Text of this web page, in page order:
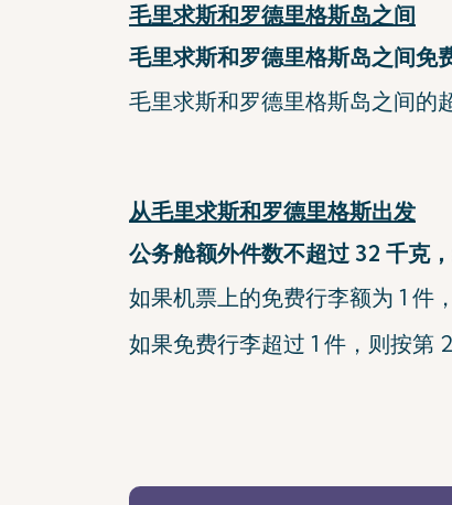
毛里求斯和罗德里格斯岛之间
毛里求斯和罗德里格斯岛之间免
毛里求斯和罗德里格斯岛之间的
从毛里求斯和罗德里格斯出发
公务舱额外件数不超过 32 千克
如果机票上的免费行李额为 1 件
如果免费行李超过 1 件，则按第